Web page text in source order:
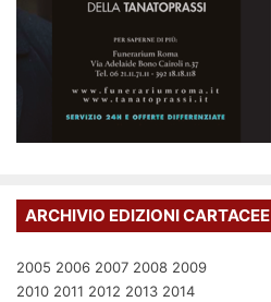
ARCHIVIO EDIZIONI CARTACEE
2005 2006 2007 2008 2009
2010 2011 2012 2013 2014